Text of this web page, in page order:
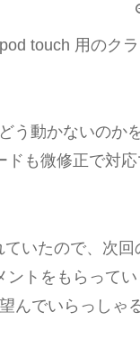
touch 用のク
う動かないのか
も微修正で対
いたので、次回
トをもらって
んでいらっしゃ